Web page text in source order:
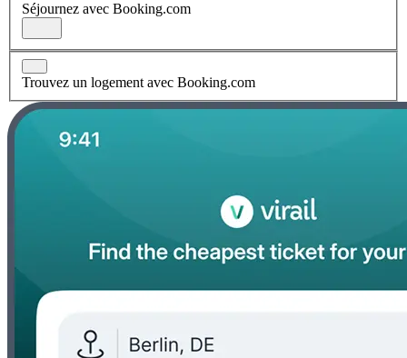
Séjournez avec Booking.com
Trouvez un logement avec Booking.com